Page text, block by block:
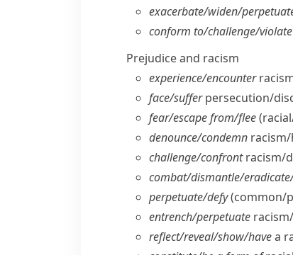
exacerbate/​widen/​
conform to/​challenge/​violate
Prejudice and racism
experience/​encounter
face/​sufferpersecution/​
fear/​escape from/​flee
denounce/​condemn
challenge/​confrontracism/​
combat/​dismantle/​
perpetuate/​defy(common/​
entrench/​perpetuate
reflect/​reveal/​show/​havea